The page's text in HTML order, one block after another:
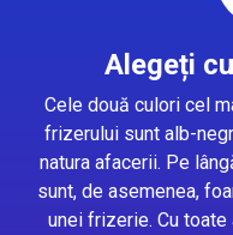
Alegeți
Cele două culori cel
frizerului sunt alb-
natura afacerii. Pe
sunt, de asemenea,
unei frizerie. Cu